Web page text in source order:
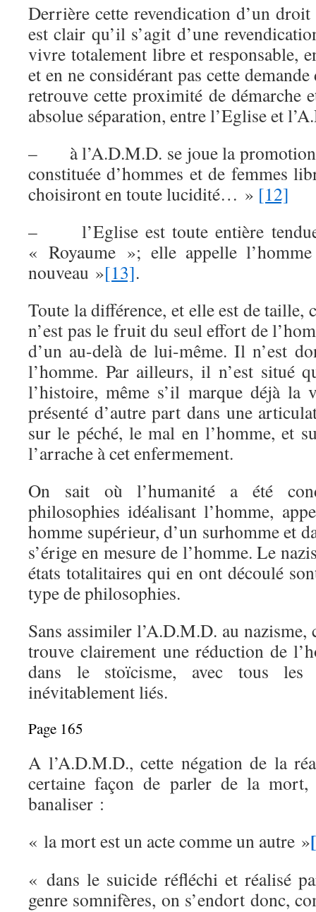
Derrière cette revendication d’un
est clair qu’il s’agit d’une
vivre totalement libre et responsable,
et en ne considérant pas cette
retrouve cette proximité de démarche
absolue séparation, entre l’Eglise et
– à l’A.D.M.D. se joue la promotion
constituée d’hommes et de femmes
choisiront en toute lucidité… » [12]
– l’Eglise est toute entière tendue
« Royaume »; elle appelle
nouveau »[13].
Toute la différence, et elle est de taille,
n’est pas le fruit du seul effort de
d’un au-delà de lui-même. Il n’est
l’homme. Par ailleurs, il n’est situé
l’histoire, même s’il marque déjà la
présenté d’autre part dans une
sur le péché, le mal en l’homme, et
l’arrache à cet enfermement.
On sait où l’humanité a été
philosophies idéalisant l’homme,
homme supérieur, d’un surhomme et
s’érige en mesure de l’homme. Le
états totalitaires qui en ont découlé
type de philosophies.
Sans assimiler l’A.D.M.D. au
trouve clairement une réduction de
dans le stoïcisme, avec tous
inévitablement liés.
Page 165
A l’A.D.M.D., cette négation de la
certaine façon de parler de la mort,
banaliser :
« la mort est un acte comme un autre »
« dans le suicide réfléchi et réalisé
genre somnifères, on s’endort donc,